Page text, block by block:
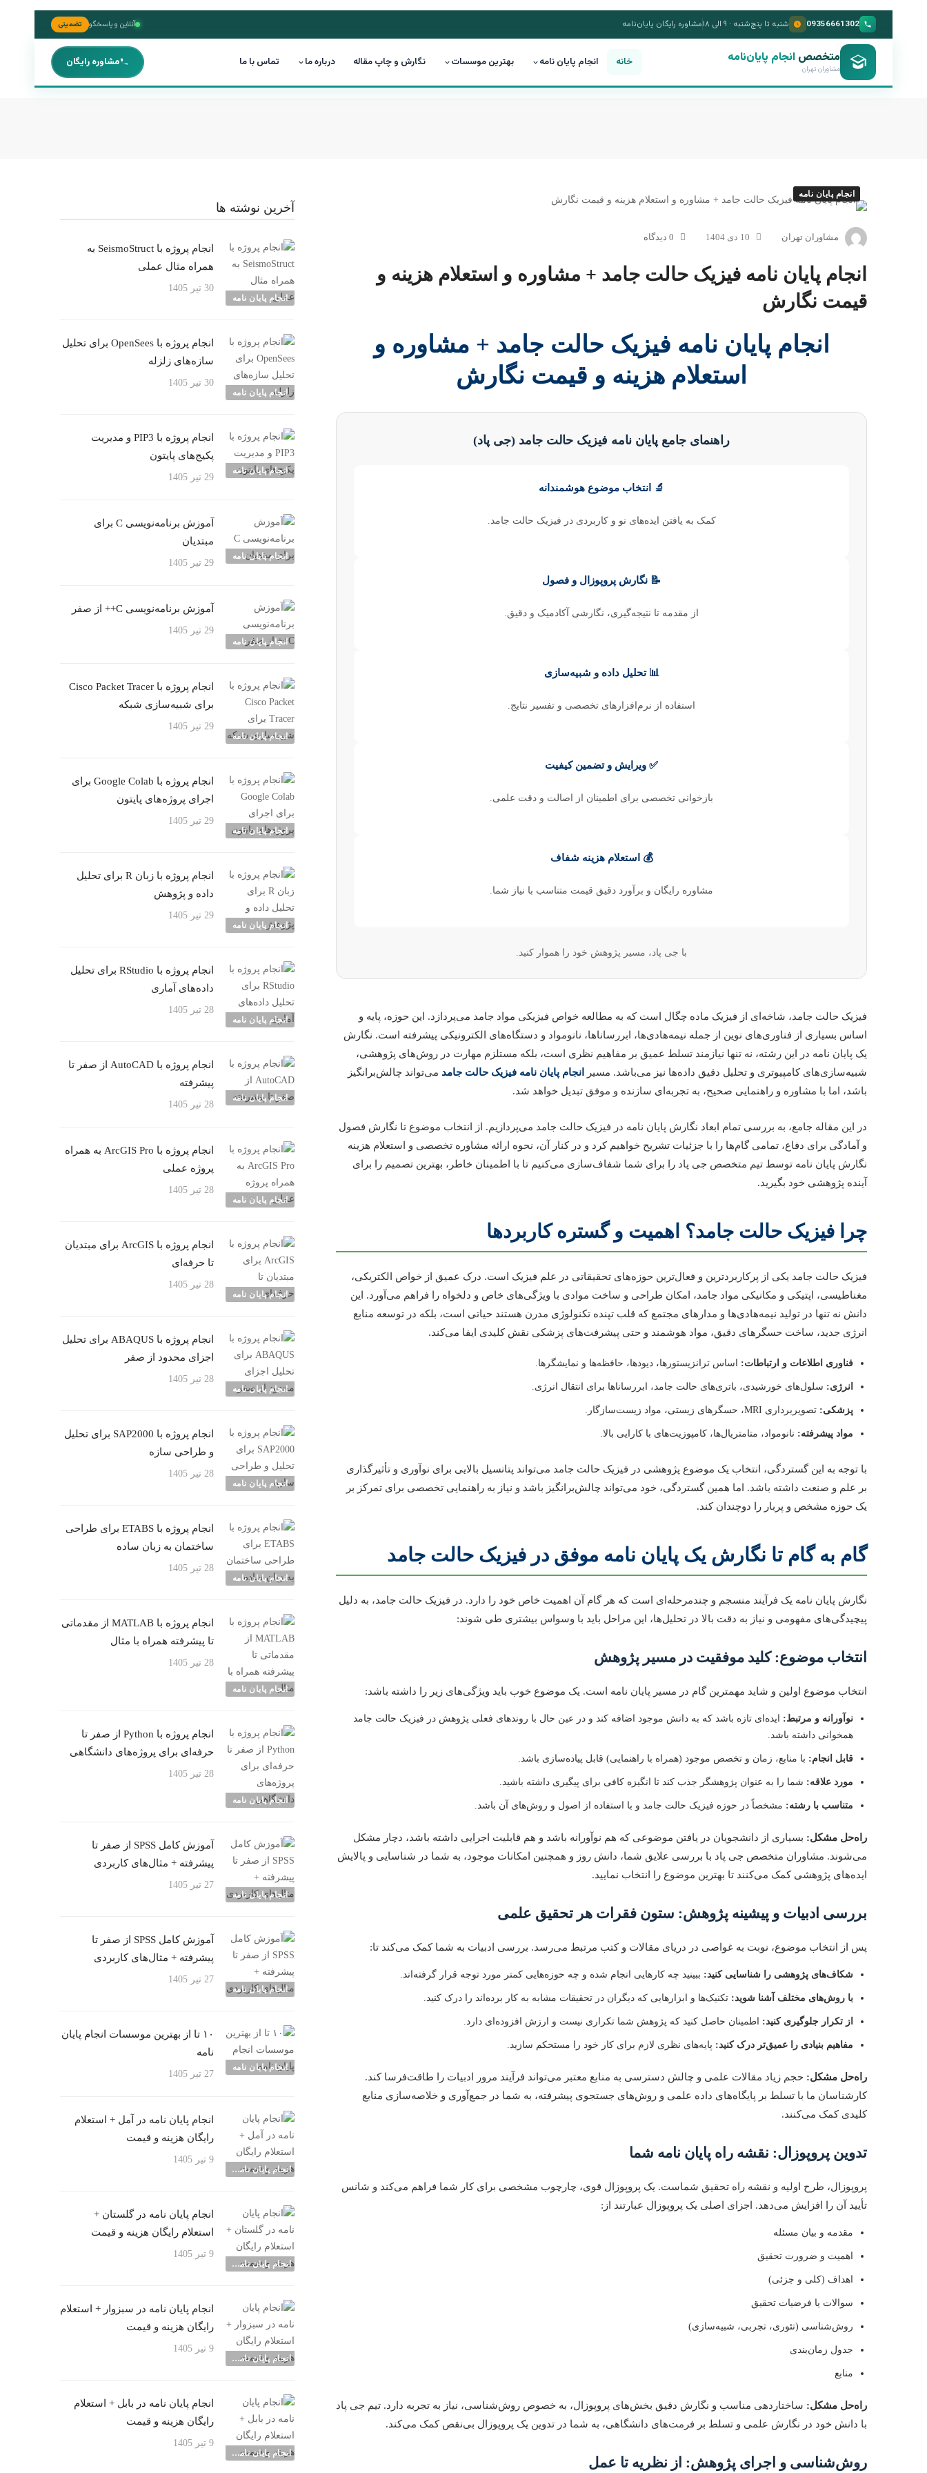
09356661302 شنبه تا پنج‌شنبه · ۹ الی ۱۸ مشاوره رایگان پایان‌نامه آنلاین و پاسخگو تضمینی
متخصص انجام پایان‌نامه
مشاوران تهران خانه انجام پایان نامه بهترین موسسات نگارش و چاپ مقاله درباره ما تماس با ما مشاوره رایگان
انجام پایان نامه
مشاوران تهران 10 دی 1404 0 دیدگاه
انجام پایان نامه فیزیک حالت جامد + مشاوره و استعلام هزینه و
قیمت نگارش
انجام پایان نامه فیزیک حالت جامد + مشاوره و
استعلام هزینه و قیمت نگارش
راهنمای جامع پایان نامه فیزیک حالت جامد (جی پاد)
🔬 انتخاب موضوع هوشمندانه
کمک به یافتن ایده‌های نو و کاربردی در فیزیک حالت جامد.
📝 نگارش پروپوزال و فصول
از مقدمه تا نتیجه‌گیری، نگارشی آکادمیک و دقیق.
📊 تحلیل داده و شبیه‌سازی
استفاده از نرم‌افزارهای تخصصی و تفسیر نتایج.
✅ ویرایش و تضمین کیفیت
بازخوانی تخصصی برای اطمینان از اصالت و دقت علمی.
💰 استعلام هزینه شفاف
مشاوره رایگان و برآورد دقیق قیمت متناسب با نیاز شما.
با جی پاد، مسیر پژوهش خود را هموار کنید.
فیزیک حالت جامد، شاخه‌ای از فیزیک ماده چگال است که به مطالعه خواص فیزیکی مواد جامد می‌پردازد. این حوزه، پایه و
اساس بسیاری از فناوری‌های نوین از جمله نیمه‌هادی‌ها، ابررساناها، نانومواد و دستگاه‌های الکترونیکی پیشرفته است. نگارش
یک پایان نامه در این رشته، نه تنها نیازمند تسلط عمیق بر مفاهیم نظری است، بلکه مستلزم مهارت در روش‌های پژوهشی،
شبیه‌سازی‌های کامپیوتری و تحلیل دقیق داده‌ها نیز می‌باشد. مسیر
انجام پایان نامه فیزیک حالت جامد می‌تواند چالش‌برانگیز
باشد، اما با مشاوره و راهنمایی صحیح، به تجربه‌ای سازنده و موفق تبدیل خواهد شد.
در این مقاله جامع، به بررسی تمام ابعاد نگارش پایان نامه در فیزیک حالت جامد می‌پردازیم. از انتخاب موضوع تا نگارش فصول
و آمادگی برای دفاع، تمامی گام‌ها را با جزئیات تشریح خواهیم کرد و در کنار آن، نحوه ارائه مشاوره تخصصی و استعلام هزینه
نگارش پایان نامه توسط تیم متخصص جی پاد را برای شما شفاف‌سازی می‌کنیم تا با اطمینان خاطر، بهترین تصمیم را برای
آینده پژوهشی خود بگیرید.
چرا فیزیک حالت جامد؟ اهمیت و گستره کاربردها
فیزیک حالت جامد یکی از پرکاربردترین و فعال‌ترین حوزه‌های تحقیقاتی در علم فیزیک است. درک عمیق از خواص الکتریکی،
مغناطیسی، اپتیکی و مکانیکی مواد جامد، امکان طراحی و ساخت موادی با ویژگی‌های خاص و دلخواه را فراهم می‌آورد. این
دانش نه تنها در تولید نیمه‌هادی‌ها و مدارهای مجتمع که قلب تپنده تکنولوژی مدرن هستند حیاتی است، بلکه در توسعه منابع
انرژی جدید، ساخت حسگرهای دقیق، مواد هوشمند و حتی پیشرفت‌های پزشکی نقش کلیدی ایفا می‌کند.
فناوری اطلاعات و ارتباطات: اساس ترانزیستورها، دیودها، حافظه‌ها و نمایشگرها.
انرژی: سلول‌های خورشیدی، باتری‌های حالت جامد، ابررساناها برای انتقال انرژی.
پزشکی: تصویربرداری MRI، حسگرهای زیستی، مواد زیست‌سازگار.
مواد پیشرفته: نانومواد، متامتریال‌ها، کامپوزیت‌های با کارایی بالا.
با توجه به این گستردگی، انتخاب یک موضوع پژوهشی در فیزیک حالت جامد می‌تواند پتانسیل بالایی برای نوآوری و تأثیرگذاری
بر علم و صنعت داشته باشد. اما همین گستردگی، خود می‌تواند چالش‌برانگیز باشد و نیاز به راهنمایی تخصصی برای تمرکز بر
یک حوزه مشخص و پربار را دوچندان کند.
گام به گام تا نگارش یک پایان نامه موفق در فیزیک حالت جامد
نگارش پایان نامه یک فرآیند منسجم و چندمرحله‌ای است که هر گام آن اهمیت خاص خود را دارد. در فیزیک حالت جامد، به دلیل
پیچیدگی‌های مفهومی و نیاز به دقت بالا در تحلیل‌ها، این مراحل باید با وسواس بیشتری طی شوند:
انتخاب موضوع: کلید موفقیت در مسیر پژوهش
انتخاب موضوع اولین و شاید مهمترین گام در مسیر پایان نامه است. یک موضوع خوب باید ویژگی‌های زیر را داشته باشد:
نوآورانه و مرتبط: ایده‌ای تازه باشد که به دانش موجود اضافه کند و در عین حال با روندهای فعلی پژوهش در فیزیک حالت جامد
همخوانی داشته باشد.
قابل انجام: با منابع، زمان و تخصص موجود (همراه با راهنمایی) قابل پیاده‌سازی باشد.
مورد علاقه: شما را به عنوان پژوهشگر جذب کند تا انگیزه کافی برای پیگیری داشته باشید.
متناسب با رشته: مشخصاً در حوزه فیزیک حالت جامد و با استفاده از اصول و روش‌های آن باشد.
راه‌حل مشکل: بسیاری از دانشجویان در یافتن موضوعی که هم نوآورانه باشد و هم قابلیت اجرایی داشته باشد، دچار مشکل
می‌شوند. مشاوران متخصص جی پاد با بررسی علایق شما، دانش روز و همچنین امکانات موجود، به شما در شناسایی و پالایش
ایده‌های پژوهشی کمک می‌کنند تا بهترین موضوع را انتخاب نمایید.
بررسی ادبیات و پیشینه پژوهش: ستون فقرات هر تحقیق علمی
پس از انتخاب موضوع، نوبت به غواصی در دریای مقالات و کتب مرتبط می‌رسد. بررسی ادبیات به شما کمک می‌کند تا:
شکاف‌های پژوهشی را شناسایی کنید: ببینید چه کارهایی انجام شده و چه حوزه‌هایی کمتر مورد توجه قرار گرفته‌اند.
با روش‌های مختلف آشنا شوید: تکنیک‌ها و ابزارهایی که دیگران در تحقیقات مشابه به کار برده‌اند را درک کنید.
از تکرار جلوگیری کنید: اطمینان حاصل کنید که پژوهش شما تکراری نیست و ارزش افزوده‌ای دارد.
مفاهیم بنیادی را عمیق‌تر درک کنید: پایه‌های نظری لازم برای کار خود را مستحکم سازید.
راه‌حل مشکل: حجم زیاد مقالات علمی و چالش دسترسی به منابع معتبر می‌تواند فرآیند مرور ادبیات را طاقت‌فرسا کند.
کارشناسان ما با تسلط بر پایگاه‌های داده علمی و روش‌های جستجوی پیشرفته، به شما در جمع‌آوری و خلاصه‌سازی منابع
کلیدی کمک می‌کنند.
تدوین پروپوزال: نقشه راه پایان نامه شما
پروپوزال، طرح اولیه و نقشه راه تحقیق شماست. یک پروپوزال قوی، چارچوب مشخصی برای کار شما فراهم می‌کند و شانس
تأیید آن را افزایش می‌دهد. اجزای اصلی یک پروپوزال عبارتند از:
مقدمه و بیان مسئله
اهمیت و ضرورت تحقیق
اهداف (کلی و جزئی)
سوالات یا فرضیات تحقیق
روش‌شناسی (تئوری، تجربی، شبیه‌سازی)
جدول زمان‌بندی
منابع
راه‌حل مشکل: ساختاردهی مناسب و نگارش دقیق بخش‌های پروپوزال، به خصوص روش‌شناسی، نیاز به تجربه دارد. تیم جی پاد
با دانش خود در نگارش علمی و تسلط بر فرمت‌های دانشگاهی، به شما در تدوین یک پروپوزال بی‌نقص کمک می‌کند.
روش‌شناسی و اجرای پژوهش: از نظریه تا عمل
آخرین نوشته ها
انجام پایان نامه
انجام پروژه با SeismoStruct به
همراه مثال عملی
30 تیر 1405
انجام پایان نامه
انجام پروژه با OpenSees برای تحلیل
سازه‌های زلزله
30 تیر 1405
انجام پایان نامه
انجام پروژه با PIP3 و مدیریت
پکیج‌های پایتون
29 تیر 1405
انجام پایان نامه
آموزش برنامه‌نویسی C برای
مبتدیان
29 تیر 1405
انجام پایان نامه
آموزش برنامه‌نویسی C++ از صفر
29 تیر 1405
انجام پایان نامه
انجام پروژه با Cisco Packet Tracer
برای شبیه‌سازی شبکه
29 تیر 1405
انجام پایان نامه
انجام پروژه با Google Colab برای
اجرای پروژه‌های پایتون
29 تیر 1405
انجام پایان نامه
انجام پروژه با زبان R برای تحلیل
داده و پژوهش
29 تیر 1405
انجام پایان نامه
انجام پروژه با RStudio برای تحلیل
داده‌های آماری
28 تیر 1405
انجام پایان نامه
انجام پروژه با AutoCAD از صفر تا
پیشرفته
28 تیر 1405
انجام پایان نامه
انجام پروژه با ArcGIS Pro به همراه
پروژه عملی
28 تیر 1405
انجام پایان نامه
انجام پروژه با ArcGIS برای مبتدیان
تا حرفه‌ای
28 تیر 1405
انجام پایان نامه
انجام پروژه با ABAQUS برای تحلیل
اجزای محدود از صفر
28 تیر 1405
انجام پایان نامه
انجام پروژه با SAP2000 برای تحلیل
و طراحی سازه
28 تیر 1405
انجام پایان نامه
انجام پروژه با ETABS برای طراحی
ساختمان به زبان ساده
28 تیر 1405
انجام پایان نامه
انجام پروژه با MATLAB از مقدماتی
تا پیشرفته همراه با مثال
28 تیر 1405
انجام پایان نامه
انجام پروژه با Python از صفر تا
حرفه‌ای برای پروژه‌های دانشگاهی
28 تیر 1405
انجام پایان نامه
آموزش کامل SPSS از صفر تا
پیشرفته + مثال‌های کاربردی
27 تیر 1405
انجام پایان نامه
آموزش کامل SPSS از صفر تا
پیشرفته + مثال‌های کاربردی
27 تیر 1405
انجام پایان نامه
۱۰ تا از بهترین موسسات انجام پایان
نامه
27 تیر 1405
انجام پایان نامه شهرها
انجام پایان نامه در آمل + استعلام
رایگان هزینه و قیمت
9 تیر 1405
انجام پایان نامه شهرها
انجام پایان نامه در گلستان +
استعلام رایگان هزینه و قیمت
9 تیر 1405
انجام پایان نامه شهرها
انجام پایان نامه در سبزوار + استعلام
رایگان هزینه و قیمت
9 تیر 1405
انجام پایان نامه شهرها
انجام پایان نامه در بابل + استعلام
رایگان هزینه و قیمت
9 تیر 1405